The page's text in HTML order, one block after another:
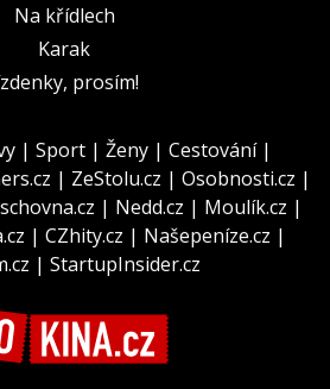
Na křídlech
Karak
prosím!
| Sport | Ženy | Cestování|
| ZeStolu.cz | Osobnosti.cz |
| Nedd.cz | Moulík.cz |
| CZhity.cz | Našepeníze.cz |
| StartupInsider.cz